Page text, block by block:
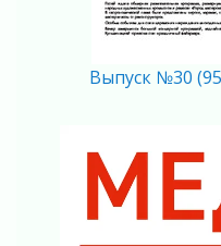
труда в ЖКХ
03 августа 2026
Поддержка
03 августа 2026
03 августа 2026
Музеи Ленобласти
03 августа 2026
Выпуск №30